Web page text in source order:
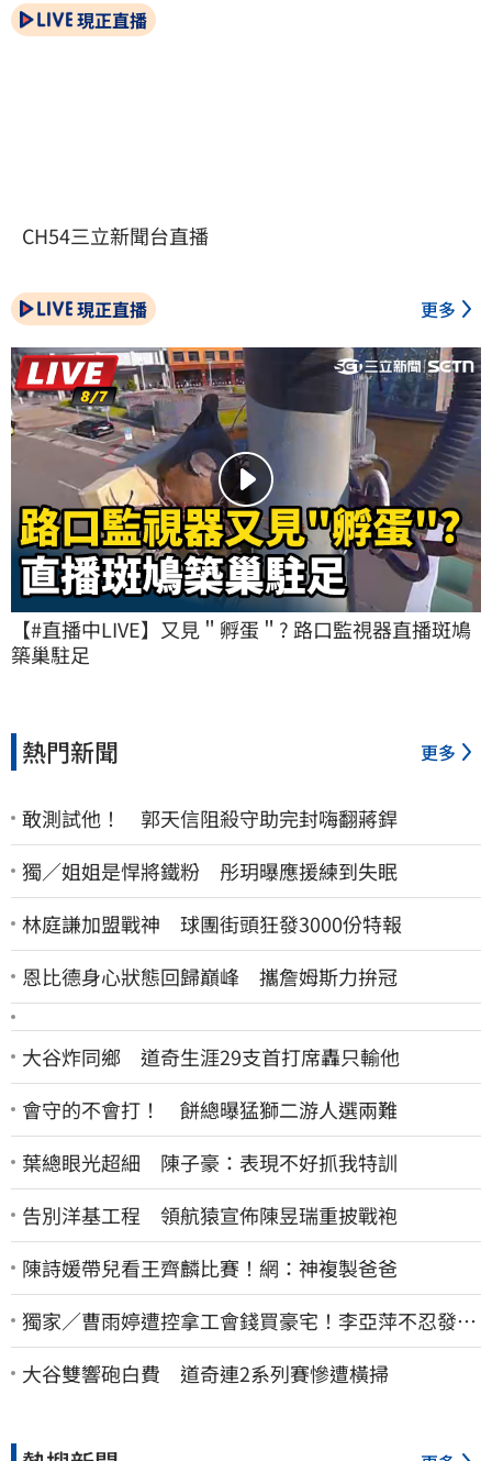
現正直播
CH54三立新聞台直播
現正直播 更多
【#直播中LIVE】又見＂孵蛋＂? 路口監視器直播斑鳩
築巢駐足
熱門新聞 更多
敢測試他！ 郭天信阻殺守助完封嗨翻蔣銲
獨／姐姐是悍將鐵粉 彤玥曝應援練到失眠
林庭謙加盟戰神 球團街頭狂發3000份特報
恩比德身心狀態回歸巔峰 攜詹姆斯力拚冠
大谷炸同鄉 道奇生涯29支首打席轟只輸他
會守的不會打！ 餅總曝猛獅二游人選兩難
葉總眼光超細 陳子豪：表現不好抓我特訓
告別洋基工程 領航猿宣佈陳昱瑞重披戰袍
陳詩媛帶兒看王齊麟比賽！網：神複製爸爸
獨家／曹雨婷遭控拿工會錢買豪宅！李亞萍不忍發
聲：余天管工會都貼錢
大谷雙響砲白費 道奇連2系列賽慘遭橫掃